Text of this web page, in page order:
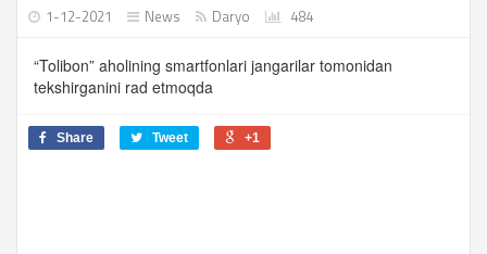
1-12-2021 News Daryo 484
“Tolibon” aholining smartfonlari jangarilar tomonidan
tekshirganini rad etmoqda
Share Tweet +1